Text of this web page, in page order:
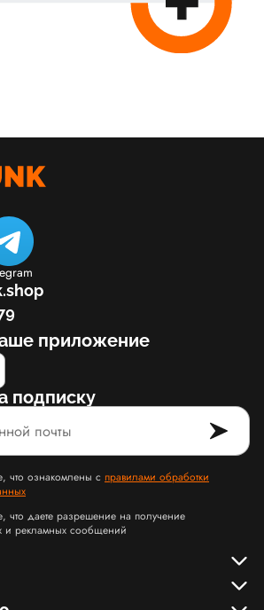
приложение
подписку
что ознакомлены с правилами обработки
что даете разрешение на получение
и рекламных сообщений